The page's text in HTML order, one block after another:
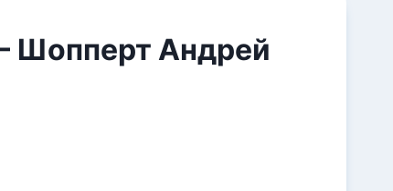
Шопперт Андрей